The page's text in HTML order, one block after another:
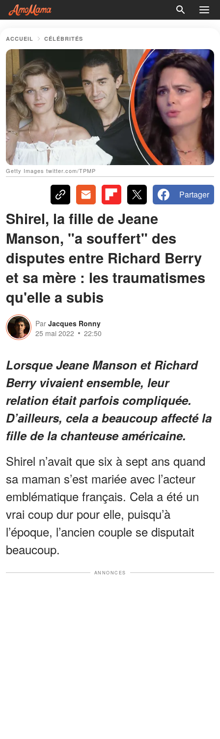
ACCUEIL CÉLÉBRITÉS
Getty Images twitter.com/TPMP
Partager
Shirel, la fille de Jeane
Manson, "a souffert" des
disputes entre Richard Berry
et sa mère : les traumatismes
qu'elle a subis
Par Jacques Ronny
25 mai 2022
22:50
Lorsque Jeane Manson et Richard
Berry vivaient ensemble, leur
relation était parfois compliquée.
D’ailleurs, cela a beaucoup affecté la
fille de la chanteuse américaine.
Shirel n’avait que six à sept ans quand
sa maman s’est mariée avec l’acteur
emblématique français. Cela a été un
vrai coup dur pour elle, puisqu’à
l’époque, l’ancien couple se disputait
beaucoup.
ANNONCES